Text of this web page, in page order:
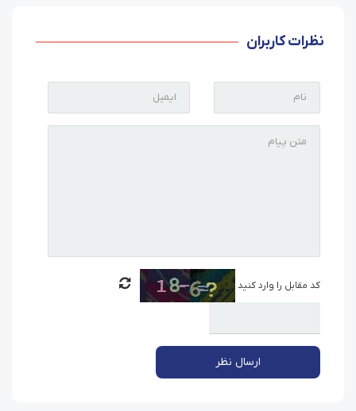
نظرات کاربران
کد مقابل را وارد کنید
ارسال نظر